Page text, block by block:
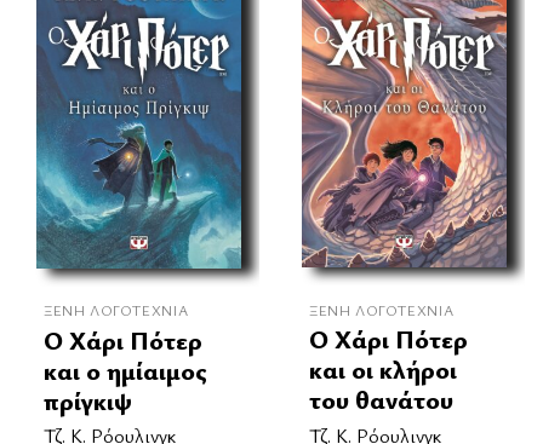
ΞΈΝΗ ΛΟΓΟΤΕΧΝΊΑ
Ο Χάρι Πότερ
και ο ημίαιμος
πρίγκιψ
Τζ. Κ. Ρόουλινγκ
ΞΈΝΗ ΛΟΓΟΤΕΧΝΊΑ
Ο Χάρι Πότερ
και οι κλήροι
του θανάτου
Τζ. Κ. Ρόουλινγκ